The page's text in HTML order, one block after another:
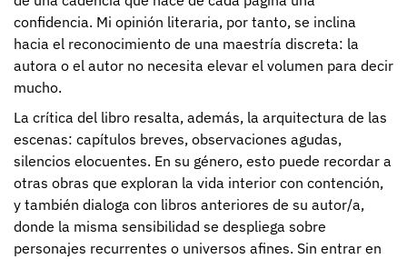
confidencia. Mi opinión literaria, por tanto, se inclina
hacia el reconocimiento de una maestría discreta: la
autora o el autor no necesita elevar el volumen para decir
mucho.
La crítica del libro resalta, además, la arquitectura de las
escenas: capítulos breves, observaciones agudas,
silencios elocuentes. En su género, esto puede recordar a
otras obras que exploran la vida interior con contención,
y también dialoga con libros anteriores de su autor/a,
donde la misma sensibilidad se despliega sobre
personajes recurrentes o universos afines. Sin entrar en